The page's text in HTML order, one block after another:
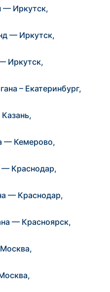
— Иркутск,
— Иркутск,
Иркутск,
– Екатеринбург,
— Кемерово,
— Краснодар,
— Краснодар,
— Красноярск,